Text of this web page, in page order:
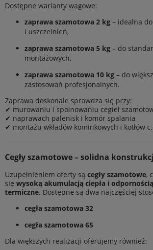
Dostępne warianty wagowe:
zaprawa szamotowa 2 kg – idealna
i uszczelnień,
zaprawa szamotowa 5 kg – do
montażowych,
zaprawa szamotowa 10 kg – do
zastosowań profesjonalnych.
Zaprawa doskonale sprawdza się przy:
✔ murowaniu i spoinowaniu cegieł
✔ naprawach palenisk i komór spalania
✔ montażu wkładów kominkowych i kotłów
Cegły szamotowe – solidna
Uzupełnieniem oferty są cegły szamotowe,
się wysoką akumulacją ciepła i
termiczne. Dostępne są dwa najczęściej
cegła szamotowa 32
cegła szamotowa 65
Dla większych realizacji oferujemy również: